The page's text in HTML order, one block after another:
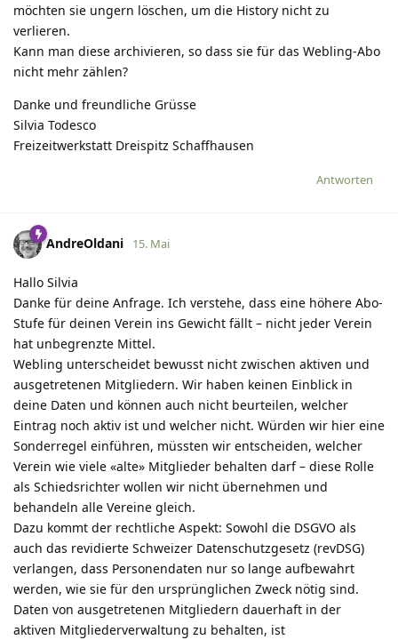
möchten sie ungern löschen, um die History nicht zu
verlieren.
Kann man diese archivieren, so dass sie für das Webling-Abo
nicht mehr zählen?
Danke und freundliche Grüsse
Silvia Todesco
Freizeitwerkstatt Dreispitz Schaffhausen
Antworten
AndreOldani 15. Mai
Hallo Silvia
Danke für deine Anfrage. Ich verstehe, dass eine höhere Abo-
Stufe für deinen Verein ins Gewicht fällt – nicht jeder Verein
hat unbegrenzte Mittel.
Webling unterscheidet bewusst nicht zwischen aktiven und
ausgetretenen Mitgliedern. Wir haben keinen Einblick in
deine Daten und können auch nicht beurteilen, welcher
Eintrag noch aktiv ist und welcher nicht. Würden wir hier eine
Sonderregel einführen, müssten wir entscheiden, welcher
Verein wie viele «alte» Mitglieder behalten darf – diese Rolle
als Schiedsrichter wollen wir nicht übernehmen und
behandeln alle Vereine gleich.
Dazu kommt der rechtliche Aspekt: Sowohl die DSGVO als
auch das revidierte Schweizer Datenschutzgesetz (revDSG)
verlangen, dass Personendaten nur so lange aufbewahrt
werden, wie sie für den ursprünglichen Zweck nötig sind.
Daten von ausgetretenen Mitgliedern dauerhaft in der
aktiven Mitgliederverwaltung zu behalten, ist